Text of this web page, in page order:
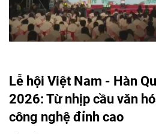
Lễ hội Việt Nam - Hàn
2026: Từ nhịp cầu văn
công nghệ đỉnh cao